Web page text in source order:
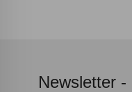
Newsletter -